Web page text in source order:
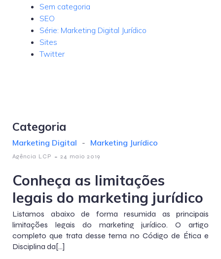
Sem categoria
SEO
Série: Marketing Digital Jurídico
Sites
Twitter
Categoria
Marketing Digital - Marketing Jurídico
Agência LCP - 24 maio 2019
Conheça as limitações
legais do marketing jurídico
Listamos abaixo de forma resumida as principais
limitações legais do marketing jurídico. O artigo
completo que trata desse tema no Código de Ética e
Disciplina da[…]